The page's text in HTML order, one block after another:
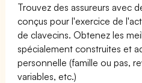
Trouvez des assureurs avec
conçus pour l'exercice de
de clavecins. Obtenez les
spécialement construites et
personnelle (famille ou pas,
variables, etc.)